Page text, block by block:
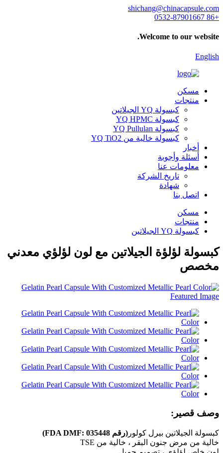
shichang@chinacapsule.com
+86 0532-87901667
Welcome to our website.
English
مسكن
منتجات
كبسولة YQ الجيلاتين
كبسولة YQ HPMC
كبسولة YQ Pullulan
كبسولة خالية من YQ TiO2
أخبار
أسئلة وأجوبة
معلومات عنا
تاريخ الشركة
شهادة
اتصل بنا
مسكن
منتجات
كبسولة YQ الجيلاتين
كبسولة لؤلؤة الجيلاتين مع لون لؤلؤي معدني
مخصص
وصف قصير:
كبسولة الجيلاتين بيرل كولور (رقم FDA DMF: 035448)
خالية من مرض جنون البقر ، خالية من TSE